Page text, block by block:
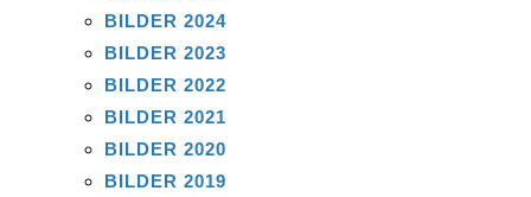
BILDER 2024
BILDER 2023
BILDER 2022
BILDER 2021
BILDER 2020
BILDER 2019